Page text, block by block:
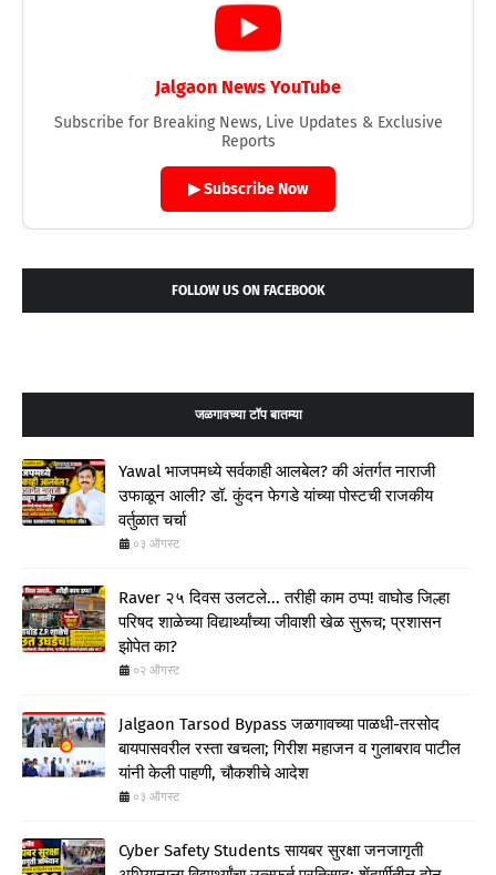
Jalgaon News YouTube
Subscribe for Breaking News, Live Updates & Exclusive
Reports
▶ Subscribe Now
FOLLOW US ON FACEBOOK
जळगावच्या टॉप बातम्या
Yawal भाजपमध्ये सर्वकाही आलबेल? की अंतर्गत नाराजी
उफाळून आली? डॉ. कुंदन फेगडे यांच्या पोस्टची राजकीय
वर्तुळात चर्चा
०३ ऑगस्ट
Raver २५ दिवस उलटले... तरीही काम ठप्प! वाघोड जिल्हा
परिषद शाळेच्या विद्यार्थ्यांच्या जीवाशी खेळ सुरूच; प्रशासन
झोपेत का?
०२ ऑगस्ट
Jalgaon Tarsod Bypass जळगावच्या पाळधी-तरसोद
बायपासवरील रस्ता खचला; गिरीश महाजन व गुलाबराव पाटील
यांनी केली पाहणी, चौकशीचे आदेश
०३ ऑगस्ट
Cyber Safety Students सायबर सुरक्षा जनजागृती